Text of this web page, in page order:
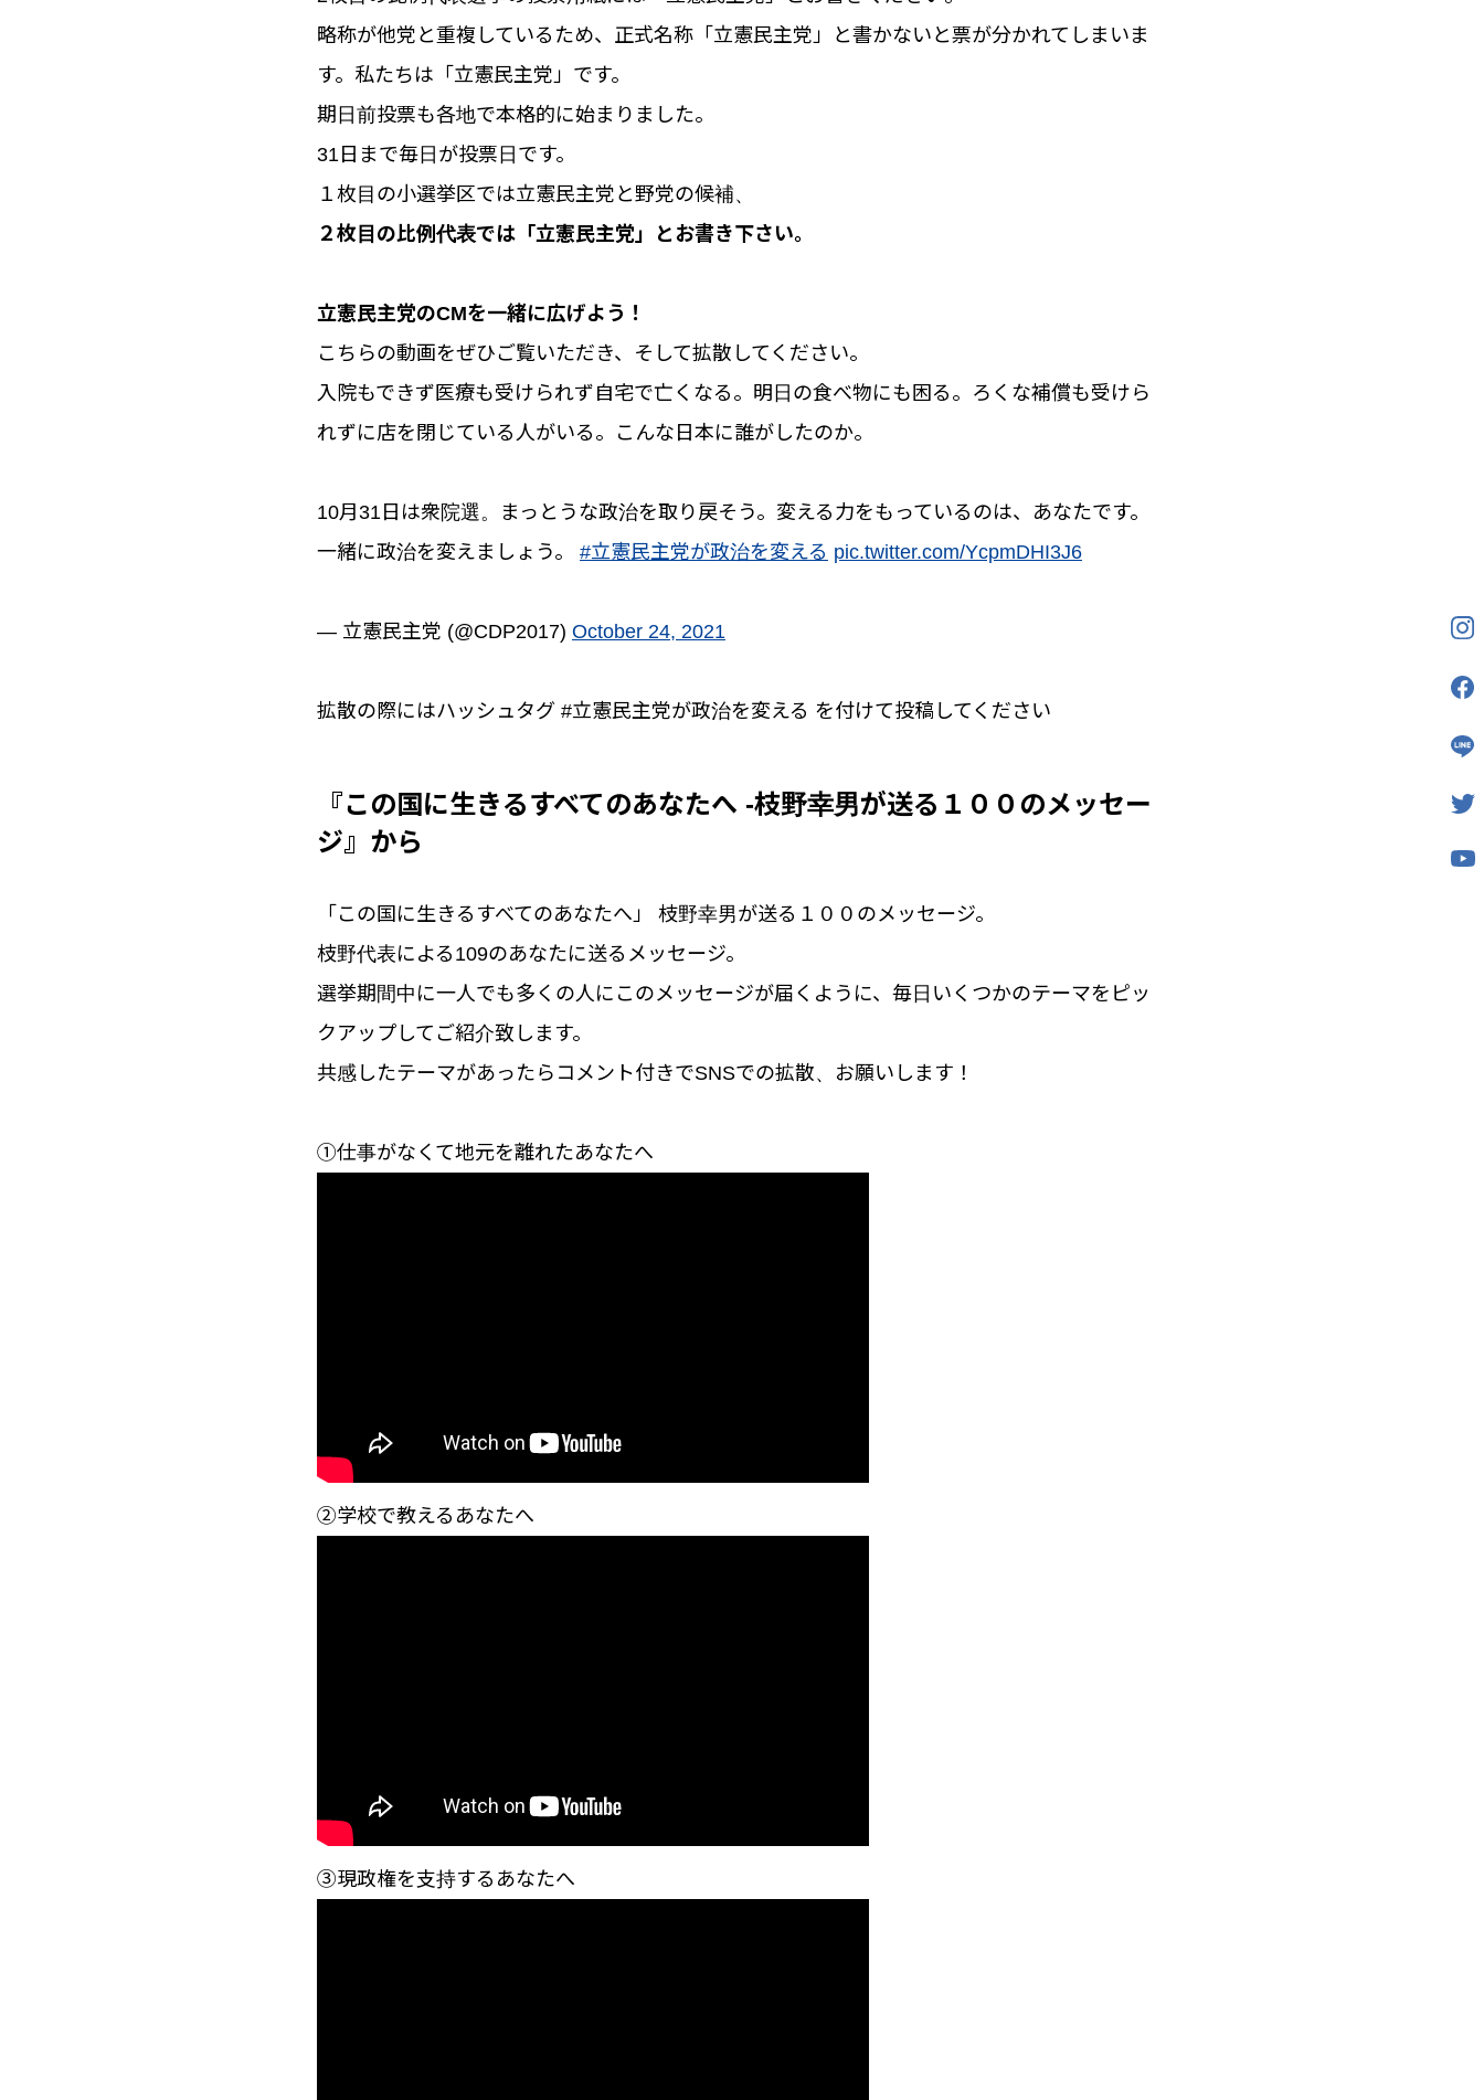
略称が他党と重複しているため、正式名称「立憲民主党」と書かないと票が分かれてしまいま
す。私たちは「立憲民主党」です。
期日前投票も各地で本格的に始まりました。
31日まで毎日が投票日です。
１枚目の小選挙区では立憲民主党と野党の候補、
２枚目の比例代表では「立憲民主党」とお書き下さい。
立憲民主党のCMを一緒に広げよう！
こちらの動画をぜひご覧いただき、そして拡散してください。
入院もできず医療も受けられず自宅で亡くなる。明日の食べ物にも困る。ろくな補償も受けら
れずに店を閉じている人がいる。こんな日本に誰がしたのか。
10月31日は衆院選。まっとうな政治を取り戻そう。変える力をもっているのは、あなたです。
一緒に政治を変えましょう。 #立憲民主党が政治を変える pic.twitter.com/YcpmDHI3J6
— 立憲民主党 (@CDP2017) October 24, 2021
拡散の際にはハッシュタグ #立憲民主党が政治を変える を付けて投稿してください
『この国に生きるすべてのあなたへ -枝野幸男が送る１００のメッセー
ジ』から
「この国に生きるすべてのあなたへ」 枝野幸男が送る１００のメッセージ。
枝野代表による109のあなたに送るメッセージ。
選挙期間中に一人でも多くの人にこのメッセージが届くように、毎日いくつかのテーマをピッ
クアップしてご紹介致します。
共感したテーマがあったらコメント付きでSNSでの拡散、お願いします！
①仕事がなくて地元を離れたあなたへ
②学校で教えるあなたへ
③現政権を支持するあなたへ